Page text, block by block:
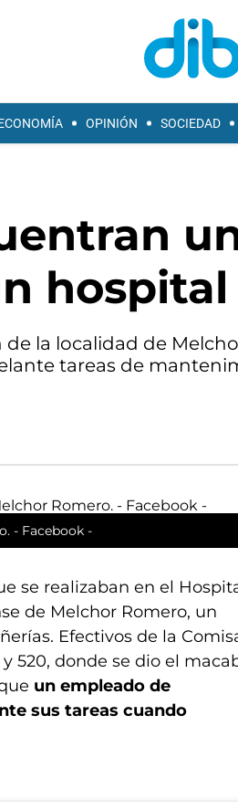
OPINIÓN SOCIEDAD
hospital
la localidad de
tareas de
- Facebook -
se realizaban en el
de Melchor Romero, un
Efectivos de la
520, donde se dio el
un empleado de
sus tareas cuando